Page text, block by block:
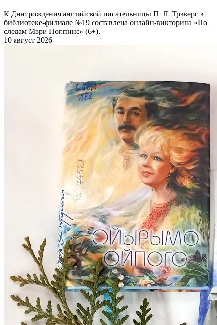
К Дню рождения английской писательницы П. Л. Трэверс в
библиотеке-филиале №19 составлена онлайн-викторина «По
следам Мэри Поппинс» (6+).
10 август 2026